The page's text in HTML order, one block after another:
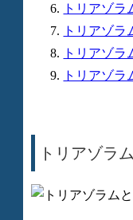
トリアゾ
トリアゾ
トリアゾラ
トリアゾ
トリアゾラ